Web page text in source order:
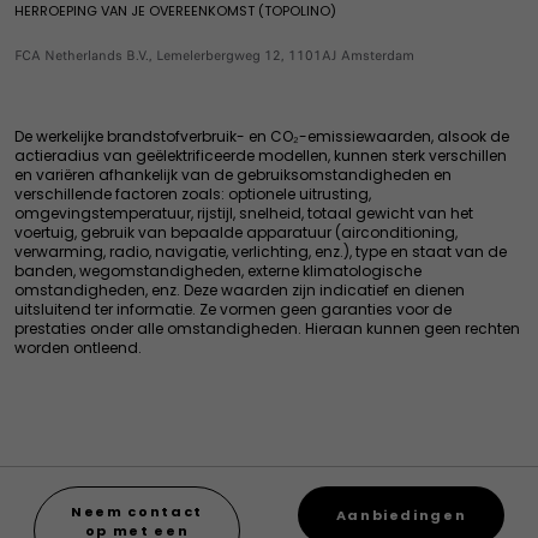
Neem contact
op met een
Aanbiedingen
500 Hybride
500 Hybride Dolcevita
Webshop
Garanties & Overige Services
Exclusieve Services
Fabrieksgarantie
Assistance Pechhulp
Connected services
Videocheck
MyFiat Card
Nieuws & Acties
Exclusieve services voor professionals
Onderhoud voor oudere voertuigen
HERROEPING VAN JE OVEREENKOMST (TOPOLINO)
FCA Netherlands B.V., Lemelerbergweg 12, 1101AJ Amsterdam
De werkelijke brandstofverbruik- en CO₂-emissiewaarden, alsook de
actieradius van geëlektrificeerde modellen, kunnen sterk verschillen
en variëren afhankelijk van de gebruiksomstandigheden en
verschillende factoren zoals: optionele uitrusting,
omgevingstemperatuur, rijstijl, snelheid, totaal gewicht van het
voertuig, gebruik van bepaalde apparatuur (airconditioning,
verwarming, radio, navigatie, verlichting, enz.), type en staat van de
banden, wegomstandigheden, externe klimatologische
omstandigheden, enz. Deze waarden zijn indicatief en dienen
uitsluitend ter informatie. Ze vormen geen garanties voor de
prestaties onder alle omstandigheden. Hieraan kunnen geen rechten
worden ontleend.